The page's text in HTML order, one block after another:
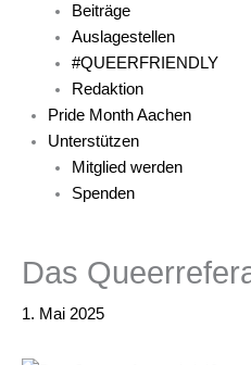
Beiträge
Auslagestellen
#QUEERFRIENDLY
Redaktion
Pride Month Aachen
Unterstützen
Mitglied werden
Spenden
Das
1. Mai 2025